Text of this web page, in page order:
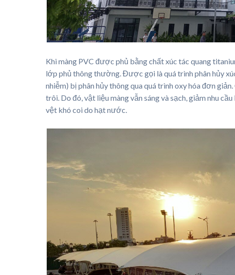
Khi màng PVC được phủ bằng chất xúc tác quang
lớp phủ thông thường. Được gọi là quá trình phân hủy
nhiễm) bị phân hủy thông qua quá trình oxy hóa đơn
trôi. Do đó, vật liệu màng vẫn sáng và sạch, giảm nhu
vệt khó coi do hạt nước.